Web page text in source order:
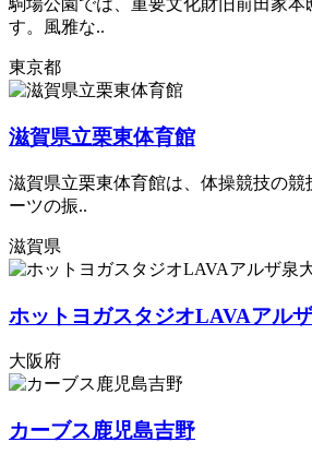
駒場公園では、重要文化財旧前田家本
す。風雅な..
東京都
滋賀県立栗東体育館
滋賀県立栗東体育館は、体操競技の競
ーツの振..
滋賀県
ホットヨガスタジオLAVAアル
大阪府
カーブス鹿児島吉野